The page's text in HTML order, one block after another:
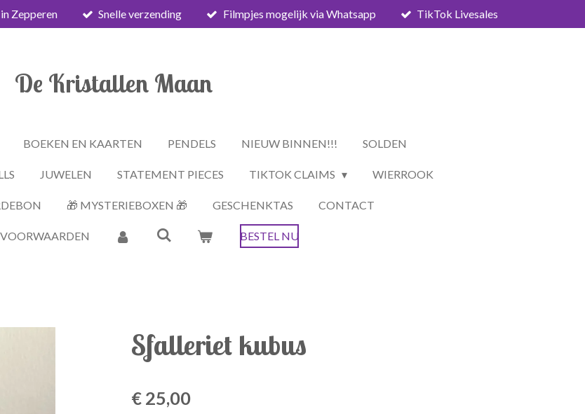
Zepperen Snelle verzending Filmpjes mogelijk via Whatsapp TikTok Livesales
De Kristallen Maan
BOEKEN EN KAARTEN PENDELS NIEUW BINNEN!!! SOLDEN
JUWELEN STATEMENT PIECES TIKTOK CLAIMS WIERROOK
🎁 MYSTERIEBOXEN 🎁 GESCHENKTAS CONTACT
BESTEL NU
Sfalleriet kubus
€ 25,00